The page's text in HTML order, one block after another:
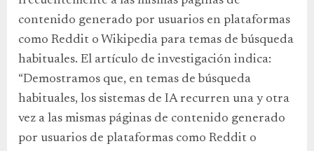
contenido generado por usuarios en plataformas
como Reddit o Wikipedia para temas de búsqueda
habituales. El artículo de investigación indica:
“Demostramos que, en temas de búsqueda
habituales, los sistemas de IA recurren una y otra
vez a las mismas páginas de contenido generado
por usuarios de plataformas como Reddit o